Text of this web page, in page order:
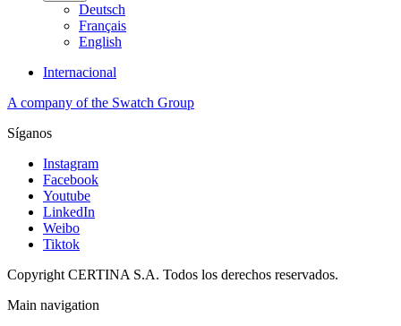
Deutsch
Français
English
Internacional
A company of the Swatch Group
Síganos
Instagram
Facebook
Youtube
LinkedIn
Weibo
Tiktok
Copyright CERTINA S.A. Todos los derechos reservados.
Main navigation